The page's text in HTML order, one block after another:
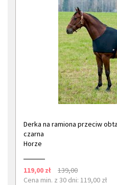
Derka na ramiona przeciw
czarna
Horze
119,00 zł
139,00
Cena min. z 30 dni: 119,00 zł